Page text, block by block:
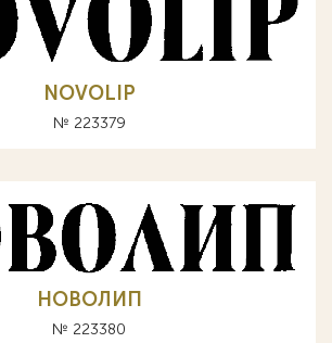
NOVOLIP
№ 223379
НОВОЛИП
№ 223380